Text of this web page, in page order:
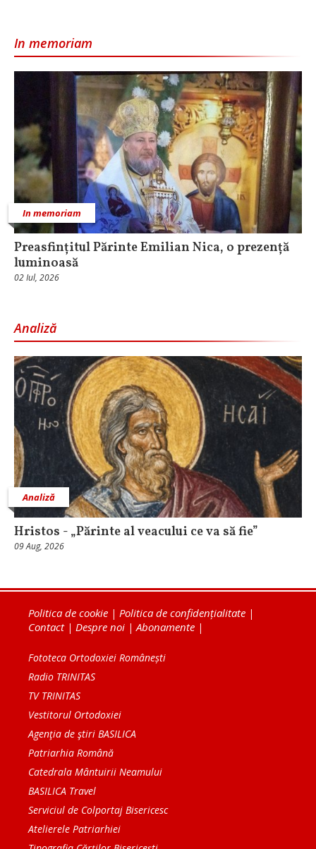
In memoriam
In memoriam
Preasfințitul Părinte Emilian Nica, o prezență
luminoasă
02 Iul, 2026
Analiză
Analiză
Hristos - „Părinte al veacului ce va să fie”
09 Aug, 2026
Politica de cookie | Politica de confidențialitate |
Contact| Despre noi |Abonamente |
Fototeca Ortodoxiei Românești
Radio TRINITAS
TV TRINITAS
Vestitorul Ortodoxiei
Agenţia de ştiri BASILICA
Patriarhia Română
Catedrala Mântuirii Neamului
BASILICA Travel
Serviciul de Colportaj Bisericesc
Atelierele Patriarhiei